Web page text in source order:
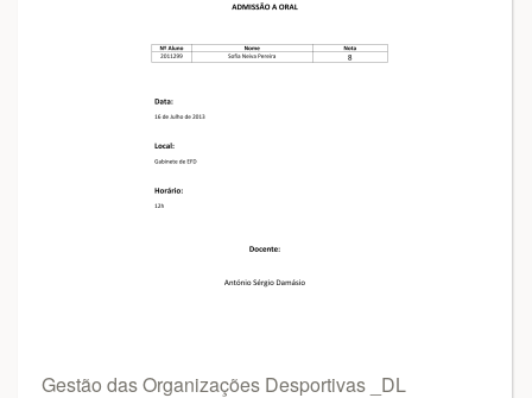
Gestão das Organizações Desportivas _DL